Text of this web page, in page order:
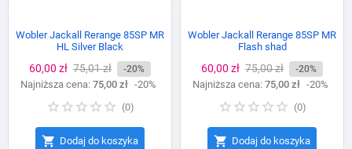
Wobler Jackall Rerange 85SP MR
HL Silver Black
Cena
60,00 zł Cena
podstawowa
75,01 zł -20%
Najniższa cena: 75,00 zł -20%
(0)
 Dodaj do koszyka
Wobler Jackall Rerange 85SP MR
Flash shad
Cena
60,00 zł Cena
podstawowa
75,00 zł -20%
Najniższa cena: 75,00 zł -20%
(0)
 Dodaj do koszyka